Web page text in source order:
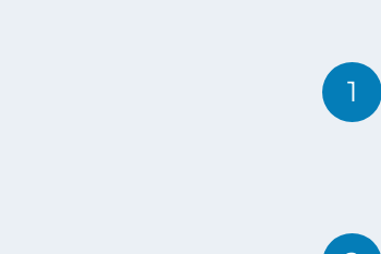
1